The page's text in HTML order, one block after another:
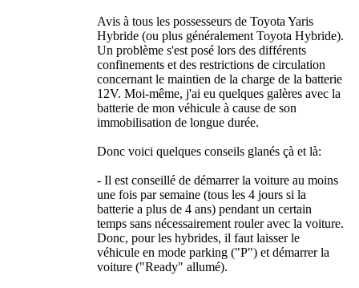
Avis à tous les possesseurs de Toyota Yaris
Hybride (ou plus généralement Toyota Hybride).
Un problème s'est posé lors des différents
confinements et des restrictions de circulation
concernant le maintien de la charge de la batterie
12V. Moi-même, j'ai eu quelques galères avec la
batterie de mon véhicule à cause de son
immobilisation de longue durée.
Donc voici quelques conseils glanés çà et là:
- Il est conseillé de démarrer la voiture au moins
une fois par semaine (tous les 4 jours si la
batterie a plus de 4 ans) pendant un certain
temps sans nécessairement rouler avec la voiture.
Donc, pour les hybrides, il faut laisser le
véhicule en mode parking ("P") et démarrer la
voiture ("Ready" allumé).